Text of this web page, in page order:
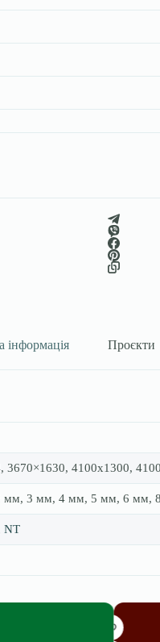
інформація Проєкти
3670×1630, 4100х1300,
мм, 3 мм, 4 мм, 5 мм, 6 мм,
NT